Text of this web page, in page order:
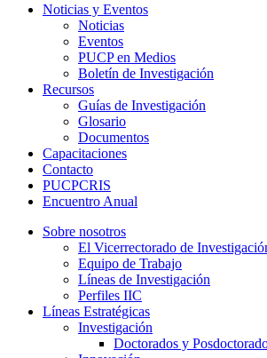
Noticias y Eventos
Noticias
Eventos
PUCP en Medios
Boletín de Investigación
Recursos
Guías de Investigación
Glosario
Documentos
Capacitaciones
Contacto
PUCPCRIS
Encuentro Anual
Sobre nosotros
El Vicerrectorado de
Equipo de Trabajo
Líneas de Investigación
Perfiles IIC
Líneas Estratégicas
Investigación
Doctorados y